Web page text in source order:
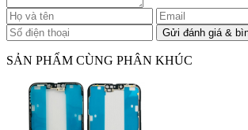
SẢN PHẨM CÙNG PHÂN KHÚC